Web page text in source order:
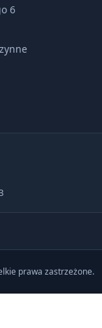
6
prawa zastrzeżone.